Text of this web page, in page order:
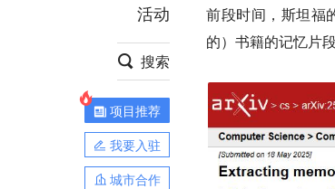
安徽
活动
搜索
项目推荐
我要入驻
城市合作
前段时间，斯坦福
的）书籍的记忆片段